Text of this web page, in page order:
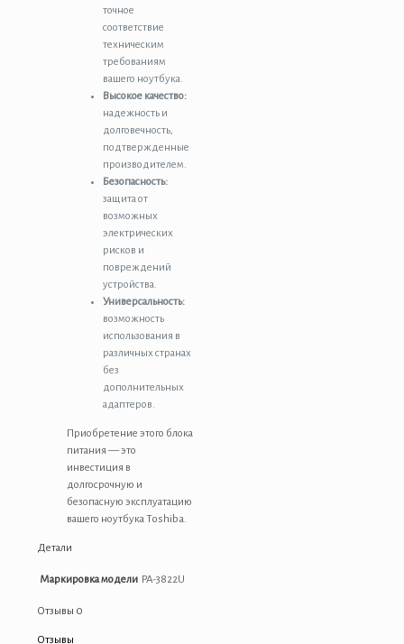
точное
соответствие
техническим
требованиям
вашего ноутбука.
Высокое качество:
надежность и
долговечность,
подтвержденные
производителем.
Безопасность:
защита от
возможных
электрических
рисков и
повреждений
устройства.
Универсальность:
возможность
использования в
различных странах
без
дополнительных
адаптеров.
Приобретение этого блока
питания — это
инвестиция в
долгосрочную и
безопасную эксплуатацию
вашего ноутбука Toshiba.
Детали
Маркировка модели PA-3822U
Отзывы 0
Отзывы